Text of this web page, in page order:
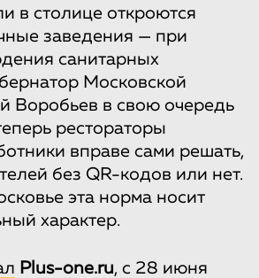
в столице откроются
заведения — при
санитарных
Московской
Воробьев в свою очередь
рестораторы
вправе сами решать,
без QR-кодов или нет.
эта норма носит
характер.
Plus-one.ru, с 28 июня